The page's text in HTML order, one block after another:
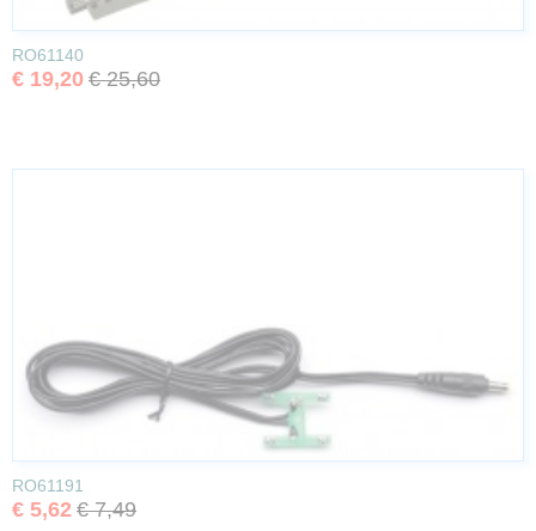
RO61140
€ 19,20 € 25,60
RO61191
€ 5,62 € 7,49